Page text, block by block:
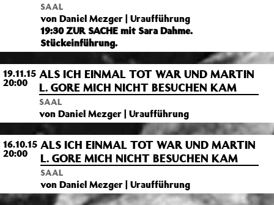
SAAL
von Daniel Mezger | Uraufführung
19:30 ZUR SACHE mit Sara Dahme.
Stückeinführung.
19.11.15
20:00
ALS ICH EINMAL TOT WAR UND MARTIN
L. GORE MICH NICHT BESUCHEN KAM
SAAL
von Daniel Mezger | Uraufführung
16.10.15
20:00
ALS ICH EINMAL TOT WAR UND MARTIN
L. GORE MICH NICHT BESUCHEN KAM
SAAL
von Daniel Mezger | Uraufführung